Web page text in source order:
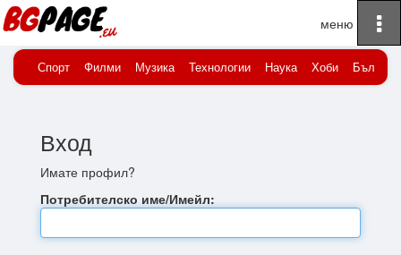
Начало Вход
Спорт Филми Музика Технологии Наука Хоби
Вход
Имате профил?
Потребителско име/Имейл: